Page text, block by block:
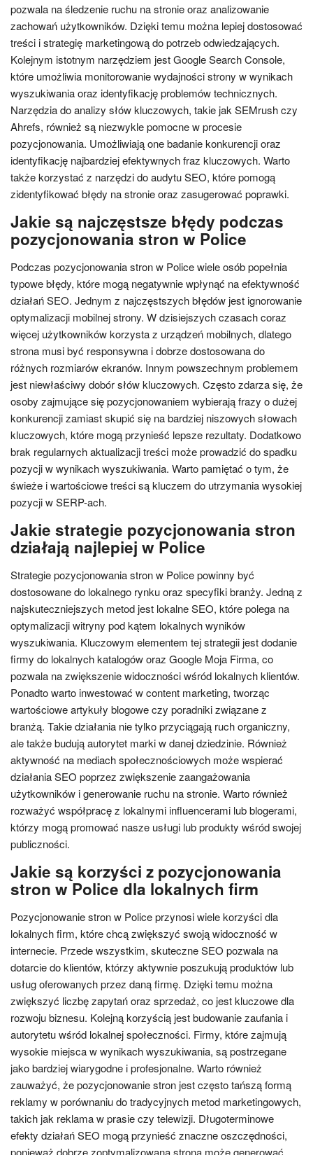
pozwala na śledzenie ruchu na stronie oraz analizowanie
zachowań użytkowników. Dzięki temu można lepiej dostosować
treści i strategię marketingową do potrzeb odwiedzających.
Kolejnym istotnym narzędziem jest Google Search Console,
które umożliwia monitorowanie wydajności strony w wynikach
wyszukiwania oraz identyfikację problemów technicznych.
Narzędzia do analizy słów kluczowych, takie jak SEMrush czy
Ahrefs, również są niezwykle pomocne w procesie
pozycjonowania. Umożliwiają one badanie konkurencji oraz
identyfikację najbardziej efektywnych fraz kluczowych. Warto
także korzystać z narzędzi do audytu SEO, które pomogą
zidentyfikować błędy na stronie oraz zasugerować poprawki.
Jakie są najczęstsze błędy podczas
pozycjonowania stron w Police
Podczas pozycjonowania stron w Police wiele osób popełnia
typowe błędy, które mogą negatywnie wpłynąć na efektywność
działań SEO. Jednym z najczęstszych błędów jest ignorowanie
optymalizacji mobilnej strony. W dzisiejszych czasach coraz
więcej użytkowników korzysta z urządzeń mobilnych, dlatego
strona musi być responsywna i dobrze dostosowana do
różnych rozmiarów ekranów. Innym powszechnym problemem
jest niewłaściwy dobór słów kluczowych. Często zdarza się, że
osoby zajmujące się pozycjonowaniem wybierają frazy o dużej
konkurencji zamiast skupić się na bardziej niszowych słowach
kluczowych, które mogą przynieść lepsze rezultaty. Dodatkowo
brak regularnych aktualizacji treści może prowadzić do spadku
pozycji w wynikach wyszukiwania. Warto pamiętać o tym, że
świeże i wartościowe treści są kluczem do utrzymania wysokiej
pozycji w SERP-ach.
Jakie strategie pozycjonowania stron
działają najlepiej w Police
Strategie pozycjonowania stron w Police powinny być
dostosowane do lokalnego rynku oraz specyfiki branży. Jedną z
najskuteczniejszych metod jest lokalne SEO, które polega na
optymalizacji witryny pod kątem lokalnych wyników
wyszukiwania. Kluczowym elementem tej strategii jest dodanie
firmy do lokalnych katalogów oraz Google Moja Firma, co
pozwala na zwiększenie widoczności wśród lokalnych klientów.
Ponadto warto inwestować w content marketing, tworząc
wartościowe artykuły blogowe czy poradniki związane z
branżą. Takie działania nie tylko przyciągają ruch organiczny,
ale także budują autorytet marki w danej dziedzinie. Również
aktywność na mediach społecznościowych może wspierać
działania SEO poprzez zwiększenie zaangażowania
użytkowników i generowanie ruchu na stronie. Warto również
rozważyć współpracę z lokalnymi influencerami lub blogerami,
którzy mogą promować nasze usługi lub produkty wśród swojej
publiczności.
Jakie są korzyści z pozycjonowania
stron w Police dla lokalnych firm
Pozycjonowanie stron w Police przynosi wiele korzyści dla
lokalnych firm, które chcą zwiększyć swoją widoczność w
internecie. Przede wszystkim, skuteczne SEO pozwala na
dotarcie do klientów, którzy aktywnie poszukują produktów lub
usług oferowanych przez daną firmę. Dzięki temu można
zwiększyć liczbę zapytań oraz sprzedaż, co jest kluczowe dla
rozwoju biznesu. Kolejną korzyścią jest budowanie zaufania i
autorytetu wśród lokalnej społeczności. Firmy, które zajmują
wysokie miejsca w wynikach wyszukiwania, są postrzegane
jako bardziej wiarygodne i profesjonalne. Warto również
zauważyć, że pozycjonowanie stron jest często tańszą formą
reklamy w porównaniu do tradycyjnych metod marketingowych,
takich jak reklama w prasie czy telewizji. Długoterminowe
efekty działań SEO mogą przynieść znaczne oszczędności,
ponieważ dobrze zoptymalizowana strona może generować